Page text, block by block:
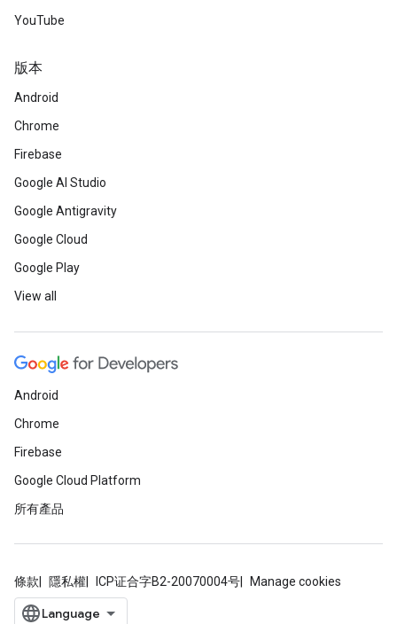
YouTube
版本
Android
Chrome
Firebase
Google AI Studio
Google Antigravity
Google Cloud
Google Play
View all
Android
Chrome
Firebase
Google Cloud Platform
所有產品
條款 隱私權 ICP证合字B2-20070004号 Manage cookies